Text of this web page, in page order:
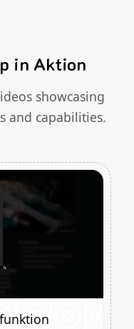
in Aktion
showcasing
and capabilities.